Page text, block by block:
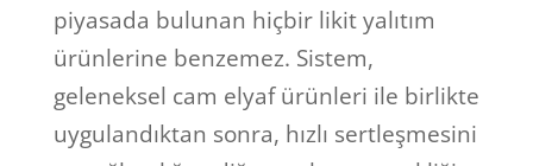
piyasada bulunan hiçbir likit yalıtım
ürünlerine benzemez. Sistem,
geleneksel cam elyaf ürünleri ile birlikte
uygulandıktan sonra, hızlı sertleşmesini